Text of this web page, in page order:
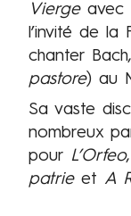
Vierge avec
l’invité de la
chanter
pastore) au
Sa vaste
nombreux
pour L’Orfeo,
patrie et A